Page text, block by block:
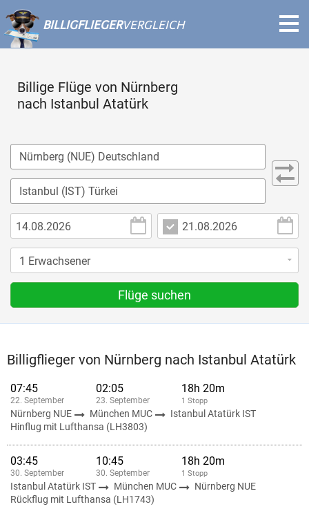
BILLIGFLIEGERVERGLEICH
Billige Flüge von Nürnberg
nach Istanbul Atatürk
Flüge suchen
Billigflieger von Nürnberg nach Istanbul Atatürk
07:45
22. September
02:05
23. September
18h 20m
1 Stopp
Nürnberg NUE München MUC
Istanbul Atatürk IST
Hinflug mit Lufthansa (LH3803)
03:45
30. September
10:45
30. September
18h 20m
1 Stopp
Istanbul Atatürk IST München MUC
Nürnberg NUE
Rückflug mit Lufthansa (LH1743)